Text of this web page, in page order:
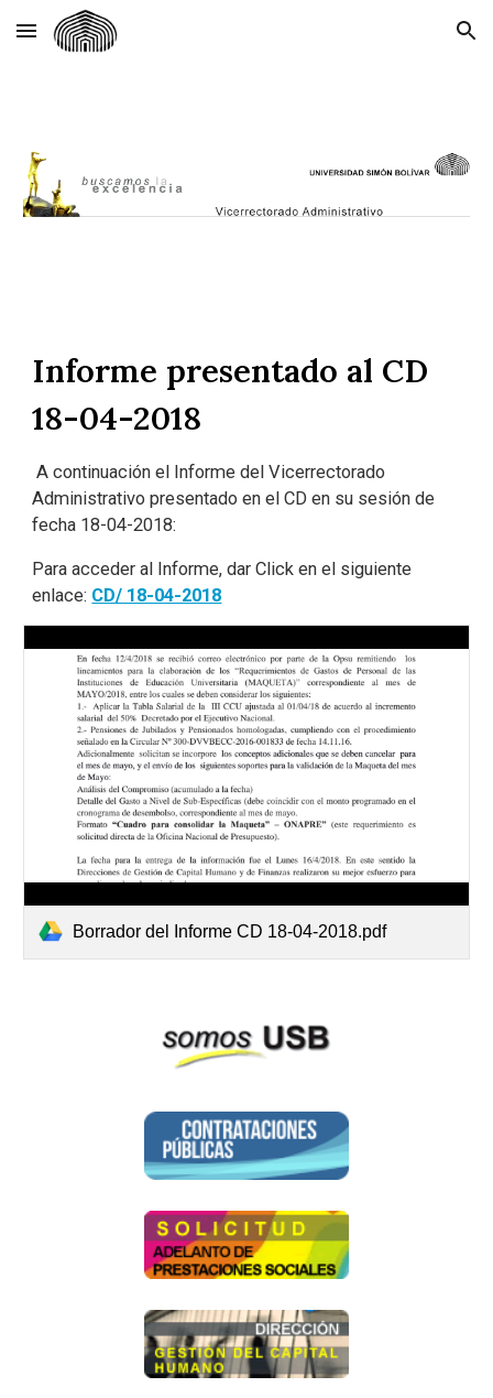
Skip to main content Skip to navigation
Informe presentado al CD
18-04-2018
A continuación el Informe del Vicerrectorado
Administrativo presentado en el CD en su sesión de
fecha 18-04-2018:
Para acceder al Informe, dar Click en el siguiente
enlace: CD/ 18-04-2018
Borrador del Informe CD 18-04-2018.pdf